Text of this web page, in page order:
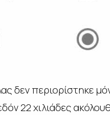
δεν περιορίστηκε
22 χιλιάδες